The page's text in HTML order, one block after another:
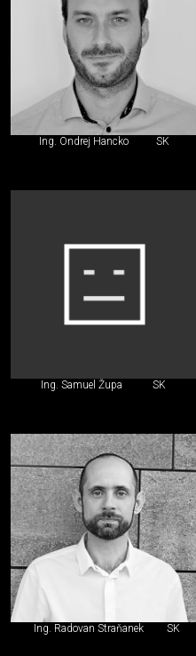
Ing. Ondrej Hancko SK
Ing. Samuel Župa SK
Ing. Radovan Straňanek SK